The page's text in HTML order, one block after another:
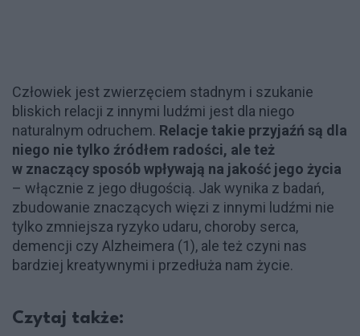
Człowiek jest zwierzęciem stadnym i szukanie
bliskich relacji z innymi ludźmi jest dla niego
naturalnym odruchem. Relacje takie przyjaźń są dla
niego nie tylko źródłem radości, ale też
w znaczący sposób wpływają na jakość jego życia
– włącznie z jego długością. Jak wynika z badań,
zbudowanie znaczących więzi z innymi ludźmi nie
tylko zmniejsza ryzyko udaru, choroby serca,
demencji czy Alzheimera (1), ale też czyni nas
bardziej kreatywnymi i przedłuża nam życie.
Czytaj także: